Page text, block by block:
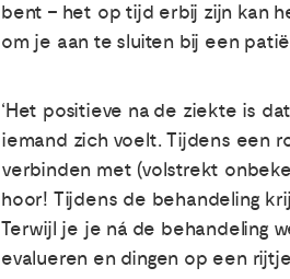
bent – het op tijd erbij zijn kan
om je aan te sluiten bij een
‘Het positieve na de ziekte is
iemand zich voelt. Tijdens een
verbinden met (volstrekt
hoor! Tijdens de behandeling
Terwijl je je ná de behandeling
evalueren en dingen op een